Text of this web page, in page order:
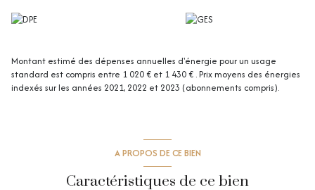
Montant estimé des dépenses annuelles d'énergie pour un usage
standard est compris entre 1 020 € et 1 430 € . Prix moyens des énergies
indexés sur les années 2021, 2022 et 2023 (abonnements compris).
A PROPOS DE CE BIEN
Caractéristiques de ce bien